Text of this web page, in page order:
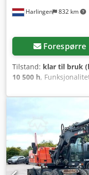
Harlingen 832 km
Forespørre
Tilstand: klar til bruk
10 500 h,
(maks.):13 stang, type
tilgjengelig,
skruekompressor, 75
Akhek